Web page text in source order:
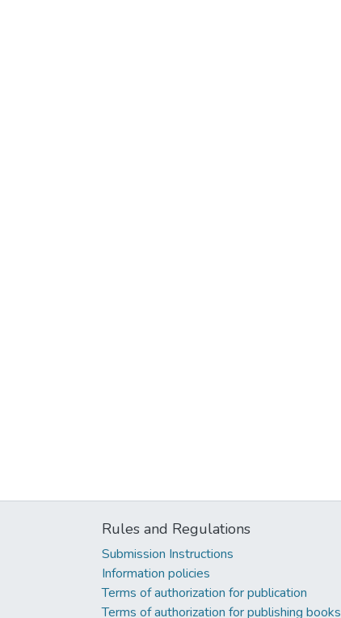
Rules and Regulations
Submission Instructions
Information policies
Terms of authorization for publication
Terms of authorization for publishing books